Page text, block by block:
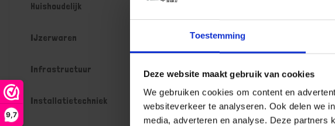
Toestemming
Deze website maakt gebruik van cookies
We gebruiken cookies om content en
websiteverkeer te analyseren. Ook delen we
media, adverteren en analyse. Deze partners
9,7
Huishoudelijk
IJzerwaren
Infrastructuur
Installatietechniek